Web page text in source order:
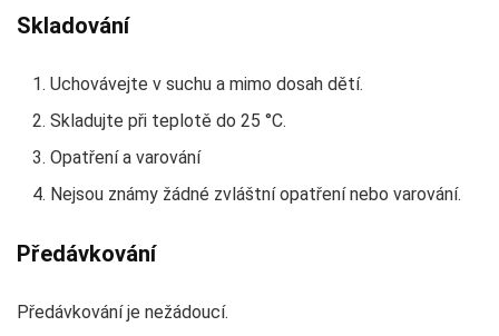
Skladování
Uchovávejte v suchu a mimo dosah dětí.
Skladujte při teplotě do 25 °C.
Opatření a varování
Nejsou známy žádné zvláštní opatření nebo varování.
Předávkování
Předávkování je nežádoucí.